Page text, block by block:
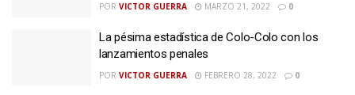
POR VICTOR GUERRA MARZO 21, 2022 0
La pésima estadística de Colo-Colo con los
lanzamientos penales
POR VICTOR GUERRA FEBRERO 28, 2022 0